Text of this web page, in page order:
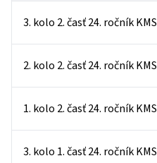
3. kolo 2. časť 24. ročník KMS
2. kolo 2. časť 24. ročník KMS
1. kolo 2. časť 24. ročník KMS
3. kolo 1. časť 24. ročník KMS